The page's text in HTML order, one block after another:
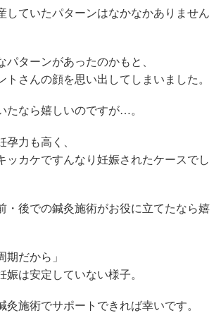
していたパターンはなかなかありません
パターンがあったのかもと、
トさんの顔を思い出してしまいました。
たなら嬉しいのですが…。
孕力も高く、
ッカケですんなり妊娠されたケースでし
・後での鍼灸施術がお役に立てたなら嬉
期だから」
娠は安定していない様子。
灸施術でサポートできれば幸いです。